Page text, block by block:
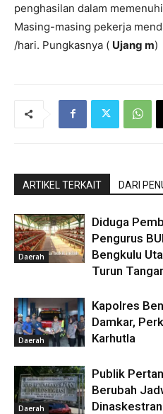
penghasilan dalam
Masing-masing pekerja
/hari. Pungkasnya ( Ujang m)
ARTIKEL TERKAIT DARI
Daerah
Diduga
Pengurus
Bengkulu
Turun
Daerah
Kapolres
Damkar,
Karhutla
Daerah
Publik
Berubah
Dinaskestran